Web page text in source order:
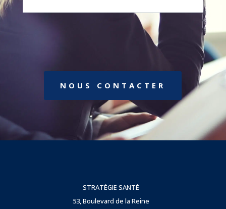
NOUS CONTACTER
STRATÉGIE SANTÉ
53, Boulevard de la Reine